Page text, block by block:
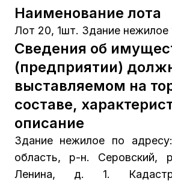
Наименование лота
Лот 20, 1шт. Здание нежилое
Сведения об
(предприятии)
выставляемом на
составе,
описание
Здание нежилое по
область, р-н. Серовский,
Ленина, д. 1.